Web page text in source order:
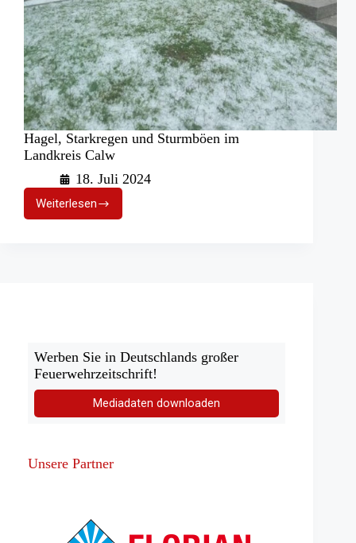
Hagel, Starkregen und Sturmböen im
Landkreis Calw
18. Juli 2024
Weiterlesen
Hagel,
Starkregen
Werben Sie in Deutschlands großer
Feuerwehrzeitschrift!
Mediadaten downloaden
Unsere Partner